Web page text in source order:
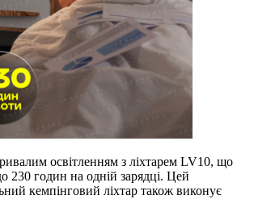
освітленням з ліхтарем LV10, що
230 годин на одній зарядці. Цей
кемпінговий ліхтар також виконує